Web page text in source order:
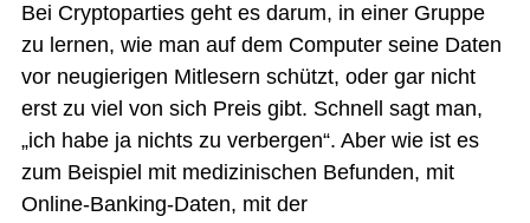
Bei Cryptoparties geht es darum, in einer Gruppe
zu lernen, wie man auf dem Computer seine Daten
vor neugierigen Mitlesern schützt, oder gar nicht
erst zu viel von sich Preis gibt. Schnell sagt man,
„ich habe ja nichts zu verbergen“. Aber wie ist es
zum Beispiel mit medizinischen Befunden, mit
Online-Banking-Daten, mit der